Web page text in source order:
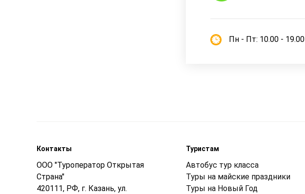
Пн - Пт: 10.00 - 19.00
Контакты
ООО "Туроператор Открытая
Страна"
420111, РФ, г. Казань, ул.
Туристам
Автобус тур класса
Туры на майские праздники
Туры на Новый Год